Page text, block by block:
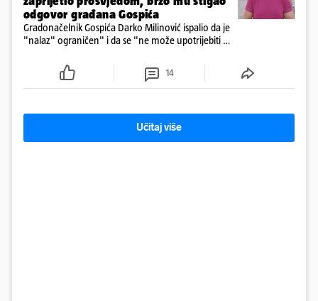
odgovor građana Gospića
Gradonačelnik Gospića Darko Milinović ispalio da je
"nalaz" ograničen" i da se "ne može upotrijebiti za
ga je naručio Uskok i da je dio spisa
14
Učitaj više